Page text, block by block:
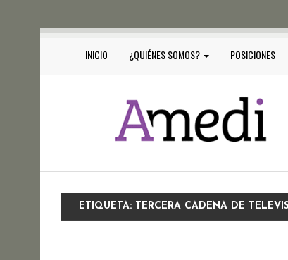
INICIO ¿QUIÉNES SOMOS? POSICIONES
ETIQUETA: TERCERA CADENA DE